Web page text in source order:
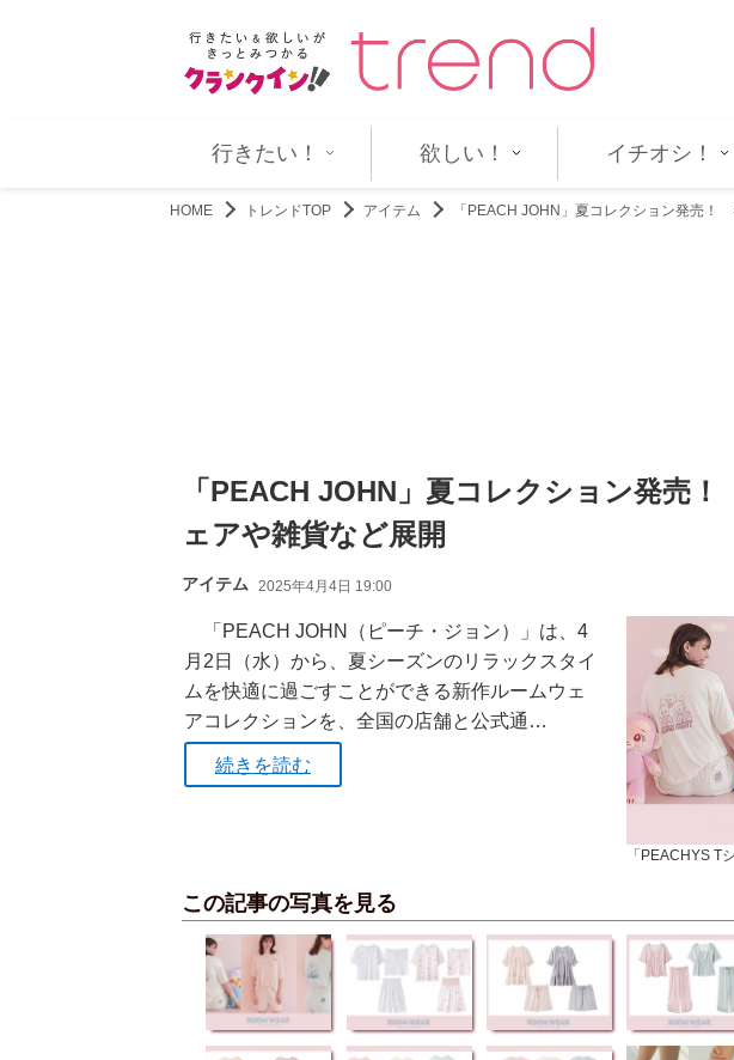
アンジェリーナ・ジョリーの兄ジェームズ・ヘイヴンがゲイと公
行きたい！ 欲しい！ イチオシ！
HOME トレンドTOP アイテム 「PEACH JOHN」夏コレクション発売
「PEACH JOHN」夏コレクション発売
ェアや雑貨など展開
アイテム 2025年4月4日 19:00
「PEACHYS T
「PEACH JOHN（ピーチ・ジョン）」は、4
月2日（水）から、夏シーズンのリラックスタイ
ムを快適に過ごすことができる新作ルームウェ
アコレクションを、全国の店舗と公式通…
続きを読む
この記事の写真を見る